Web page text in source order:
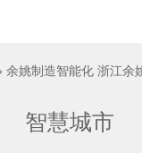
姚制造智能化 浙江余姚机器人产业链初
智慧城市